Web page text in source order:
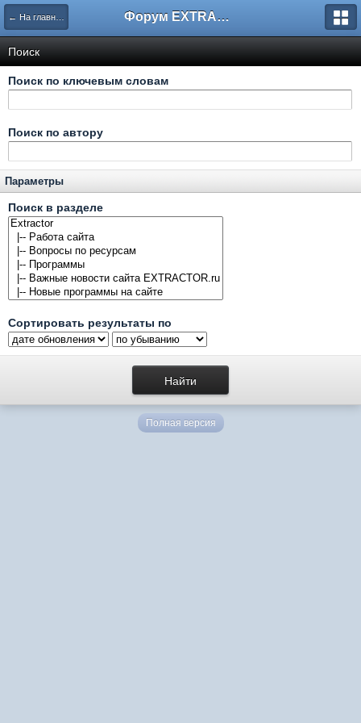
← На главную Форум EXTRACTOR.ru
Поиск
Поиск по ключевым словам
Поиск по автору
Параметры
Поиск в разделе
Сортировать результаты по
Полная версия